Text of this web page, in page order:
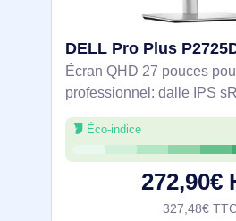
Écran QHD 27 pouces
professionnel: dalle IPS
Hz pour une image
C avec alimentation 90
RJ45 pour un poste
Éco-indice
272,90€
327,48€